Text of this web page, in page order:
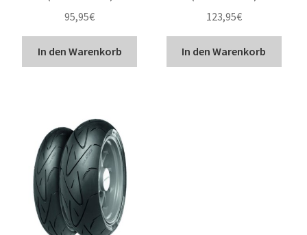
95,95€
In den Warenkorb
123,95€
In den Warenkorb